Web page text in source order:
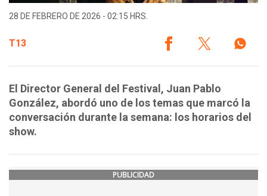
28 DE FEBRERO DE 2026 - 02:15 HRS.
T13
El Director General del Festival, Juan Pablo
González, abordó uno de los temas que marcó la
conversación durante la semana: los horarios del
show.
PUBLICIDAD